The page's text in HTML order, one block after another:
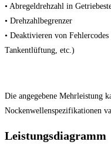
• Abregeldrehzahl in
• Drehzahlbegrenzer
• Deaktivieren von
Tankentlüftung, etc.)
Die angegebene Mehrleistung
Nockenwellenspezifikationen
Leistungsdiagramm